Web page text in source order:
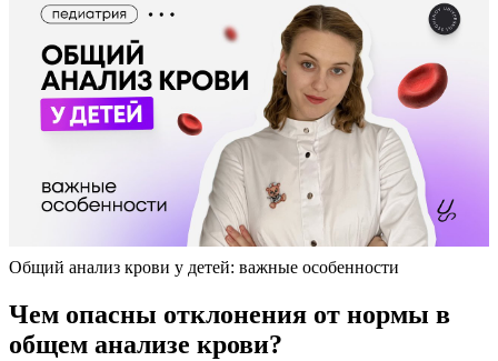
Общий анализ крови у детей: важные особенности
Чем опасны отклонения от нормы в
общем анализе крови?